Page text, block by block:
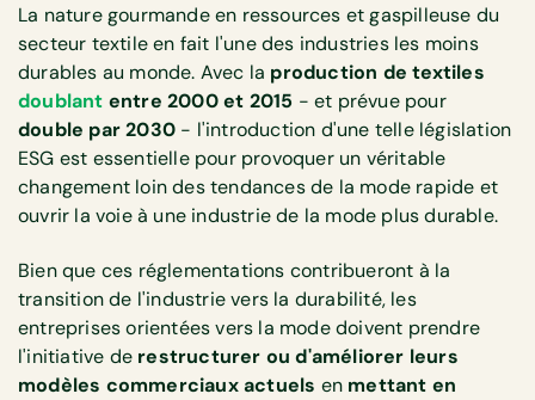
La nature gourmande en ressources et gaspilleuse du
secteur textile en fait l'une des industries les moins
durables au monde. Avec la production de textiles
doublant entre 2000 et 2015 - et prévue pour
double par 2030 - l'introduction d'une telle législation
ESG est essentielle pour provoquer un véritable
changement loin des tendances de la mode rapide et
ouvrir la voie à une industrie de la mode plus durable.
Bien que ces réglementations contribueront à la
transition de l'industrie vers la durabilité, les
entreprises orientées vers la mode doivent prendre
l'initiative de restructurer ou d'améliorer leurs
modèles commerciaux actuels en mettant en